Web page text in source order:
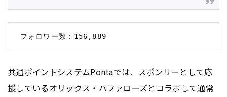
共通ポイントシステムPontaでは、スポンサーとして応
援しているオリックス・バファローズとコラボして通常